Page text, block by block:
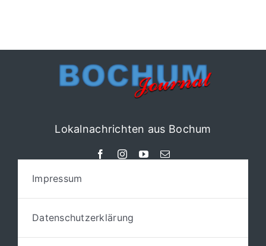
Lokalnachrichten aus Bochum
Impressum
Datenschutzerklärung